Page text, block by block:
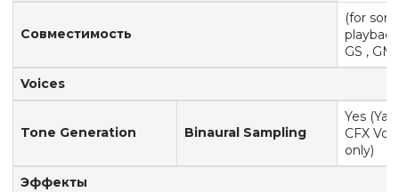
Совместимость
(for
GS ,
Voices
Tone Generation Binaural Sampling
Yes
CFX
only)
Эффекты